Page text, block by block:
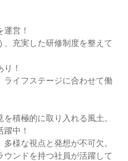
営！
充実した研修制度を整えて
！
イフステージに合わせて働
積極的に取り入れる風土。
中！
様な視点と発想が不可欠。
ンドを持つ社員が活躍して